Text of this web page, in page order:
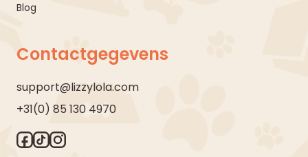
Blog
Contactgegevens
support@lizzylola.com
+31(0) 85 130 4970